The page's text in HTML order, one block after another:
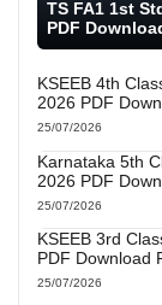
TS FA1 1st
PDF
KSEEB 4th
2026 PDF
25/07/2026
Karnataka 5th
2026 PDF
25/07/2026
KSEEB 3rd
PDF Download
25/07/2026